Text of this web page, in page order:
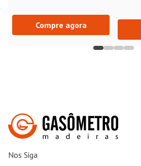
Compre agora
Nos Siga